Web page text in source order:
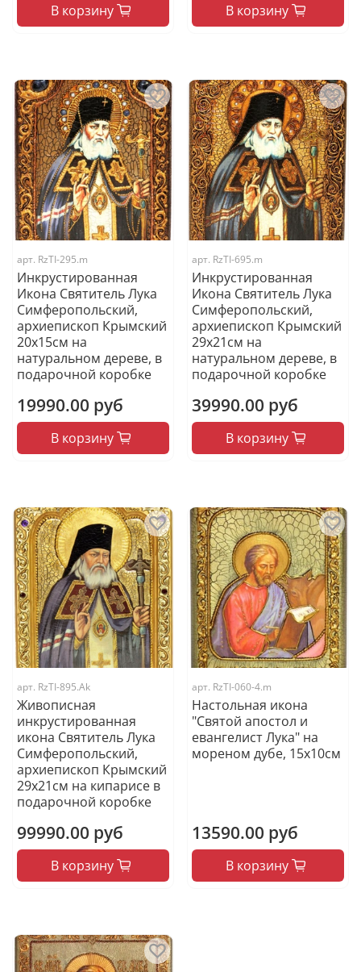
В корзину В корзину
арт. RzTI-295.m
Инкрустированная
Икона Святитель Лука
Симферопольский,
архиепископ Крымский
20х15см на
натуральном дереве, в
подарочной коробке
19990.00 руб
В корзину
арт. RzTI-695.m
Инкрустированная
Икона Святитель Лука
Симферопольский,
архиепископ Крымский
29х21см на
натуральном дереве, в
подарочной коробке
39990.00 руб
В корзину
арт. RzTI-895.Ak
Живописная
инкрустированная
икона Святитель Лука
Симферопольский,
архиепископ Крымский
29х21см на кипарисе в
подарочной коробке
99990.00 руб
В корзину
арт. RzTI-060-4.m
Настольная икона
"Святой апостол и
евангелист Лука" на
мореном дубе, 15х10см
13590.00 руб
В корзину